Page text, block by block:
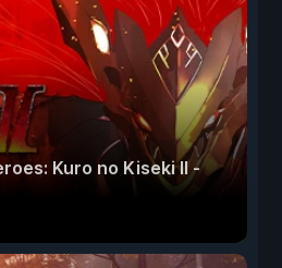
Kuro no Kiseki Ⅱ -